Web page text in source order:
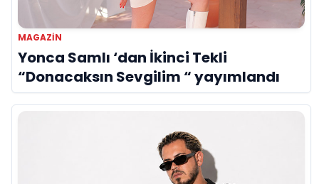
MAGAZIN
Yonca Samlı ‘dan İkinci Tekli
“Donacaksın Sevgilim “ yayımlandı